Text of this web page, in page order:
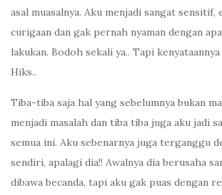
asal muasalnya. Aku menjadi sangat sensitif,
curigaan dan gak pernah nyaman dengan
lakukan. Bodoh sekali ya.. Tapi
Hiks..
Tiba-tiba saja hal yang sebelumnya bukan
menjadi masalah dan tiba tiba juga aku jadi
semua ini. Aku sebenarnya juga terganggu
sendiri, apalagi dia!! Awalnya dia berusaha
dibawa becanda, tapi aku gak puas dengan